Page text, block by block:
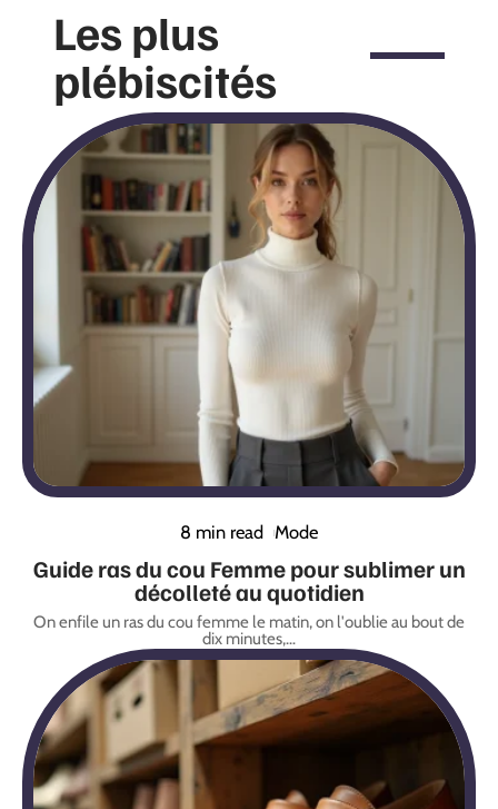
Les plus
plébiscités
8 min read Mode
Guide ras du cou Femme pour sublimer un
décolleté au quotidien
On enfile un ras du cou femme le matin, on l'oublie au bout de
dix minutes,…